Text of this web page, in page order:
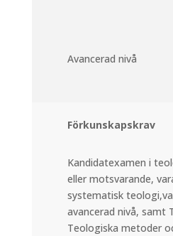
Avancerad nivå
Förkunskapskrav
Kandidatexamen i
eller motsvarande,
systematisk
avancerad nivå, samt
Teologiska metoder